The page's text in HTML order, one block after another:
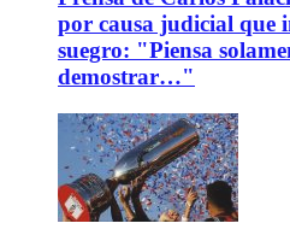
por causa judicial que
suegro: "Piensa
demostrar…"